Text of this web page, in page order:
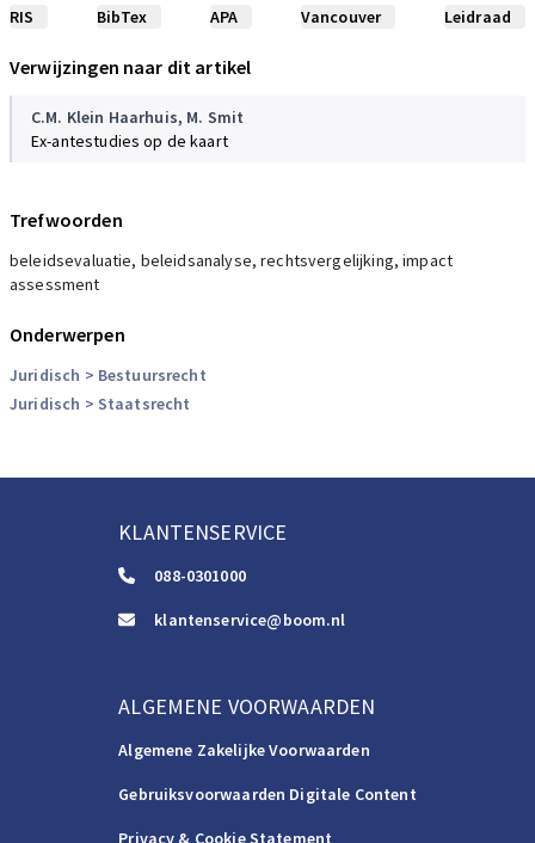
streams, 2006
Meijenfeldt, von, Schrijvershof,
RIS BibTex APA Vancouver Leidraad
Verwijzingen naar dit artikel
C.M. Klein Haarhuis, M. Smit
Ex-antestudies op de kaart
Trefwoorden
beleidsevaluatie, beleidsanalyse, rechtsvergelijking, impact
assessment
Onderwerpen
Juridisch > Bestuursrecht
Juridisch > Staatsrecht
KLANTENSERVICE
088-0301000
klantenservice@boom.nl
ALGEMENE VOORWAARDEN
Algemene Zakelijke Voorwaarden
Gebruiksvoorwaarden Digitale Content
Privacy & Cookie Statement